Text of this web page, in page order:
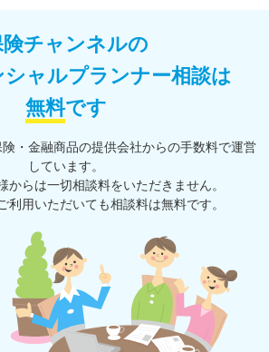
険チャンネルの
ャルプランナー相談は
無料です
・⾦融商品の提供会社からの⼿数料で運営
しています。
からは一切相談料をいただきません。
利⽤いただいても相談料は無料です。